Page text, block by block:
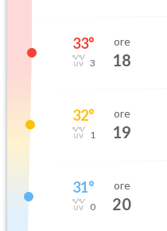
33°
3
ore
18
32°
1
ore
19
31°
0
ore
20